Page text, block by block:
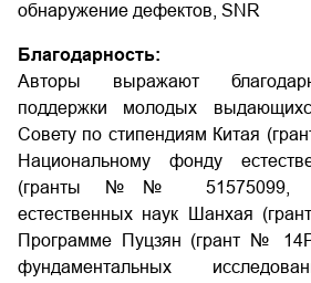
обнаружение дефектов, SNR
Благодарность:
Авторы выражают
поддержки молодых
Совету по стипендиям Китая
Национальному фонду
(гранты №№ 51575099,
естественных наук Шанхая
Программе Пуцзян (грант №
фундаментальных